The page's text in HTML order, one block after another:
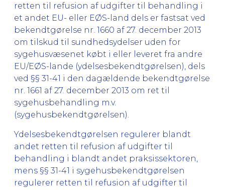
retten til refusion af udgifter til behandling i
et andet EU- eller EØS-land dels er fastsat ved
bekendtgørelse nr. 1660 af 27. december 2013
om tilskud til sundhedsydelser uden for
sygehusvæsenet købt i eller leveret fra andre
EU/EØS-lande (ydelsesbekendtgørelsen), dels
ved §§ 31-41 i den dagældende bekendtgørelse
nr. 1661 af 27. december 2013 om ret til
sygehusbehandling m.v.
(sygehusbekendtgørelsen).
Ydelsesbekendtgørelsen regulerer blandt
andet retten til refusion af udgifter til
behandling i blandt andet praksissektoren,
mens §§ 31-41 i sygehusbekendtgørelsen
regulerer retten til refusion af udgifter til